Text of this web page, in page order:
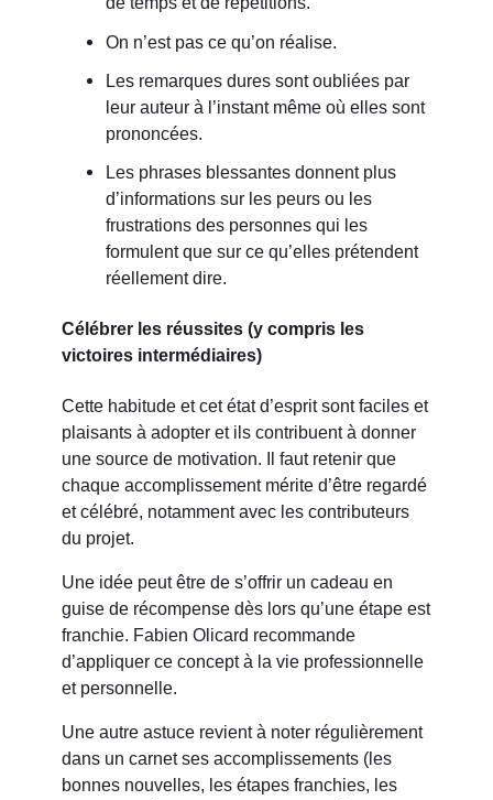
On n’est pas ce qu’on réalise.
Les remarques dures sont oubliées par
leur auteur à l’instant même où elles sont
prononcées.
Les phrases blessantes donnent plus
d’informations sur les peurs ou les
frustrations des personnes qui les
formulent que sur ce qu’elles prétendent
réellement dire.
Célébrer les réussites (y compris les
victoires intermédiaires)
Cette habitude et cet état d’esprit sont faciles et
plaisants à adopter et ils contribuent à donner
une source de motivation. Il faut retenir que
chaque accomplissement mérite d’être regardé
et célébré, notamment avec les contributeurs
du projet.
Une idée peut être de s’offrir un cadeau en
guise de récompense dès lors qu’une étape est
franchie. Fabien Olicard recommande
d’appliquer ce concept à la vie professionnelle
et personnelle.
Une autre astuce revient à noter régulièrement
dans un carnet ses accomplissements (les
bonnes nouvelles, les étapes franchies, les